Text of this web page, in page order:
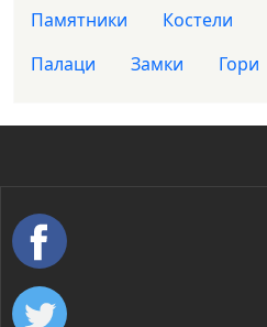
Памятники
Костели
Палаци
Замки Гори